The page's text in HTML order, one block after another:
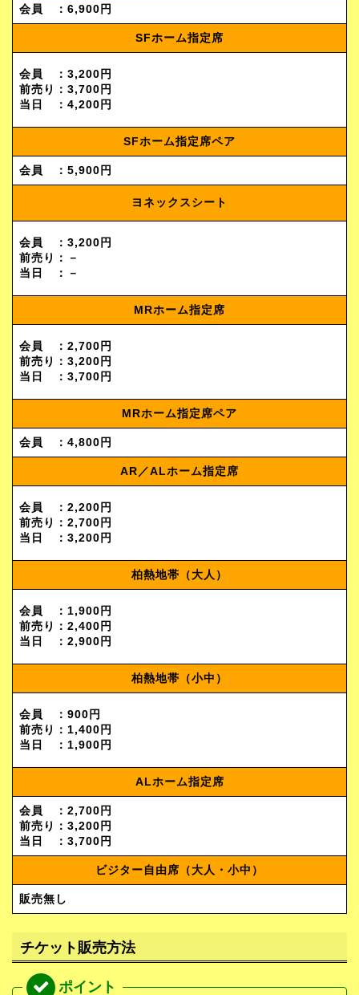
会員 ：6,900円
SFホーム指定席
会員 ：3,200円
前売り：3,700円
当日 ：4,200円
SFホーム指定席ペア
会員 ：5,900円
ヨネックスシート
会員 ：3,200円
前売り：－
当日 ：－
MRホーム指定席
会員 ：2,700円
前売り：3,200円
当日 ：3,700円
MRホーム指定席ペア
会員 ：4,800円
AR／ALホーム指定席
会員 ：2,200円
前売り：2,700円
当日 ：3,200円
柏熱地帯（大人）
会員 ：1,900円
前売り：2,400円
当日 ：2,900円
柏熱地帯（小中）
会員 ：900円
前売り：1,400円
当日 ：1,900円
ALホーム指定席
会員 ：2,700円
前売り：3,200円
当日 ：3,700円
ビジター自由席（大人・小中）
販売無し
チケット販売方法